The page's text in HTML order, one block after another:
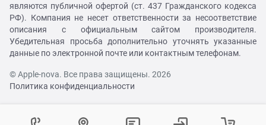
являются публичной офертой (ст. 437 Гражданского кодекса
РФ). Компания не несет ответственности за несоответствие
описания с официальным сайтом производителя.
Убедительная просьба дополнительно уточнять указанные
данные по электронной почте или контактным телефонам.
© Apple-nova. Все права защищены. 2026
Политика конфиденциальности
Контактный центр
Как вам удобнее с нами связаться?
Войти в личный кабинет